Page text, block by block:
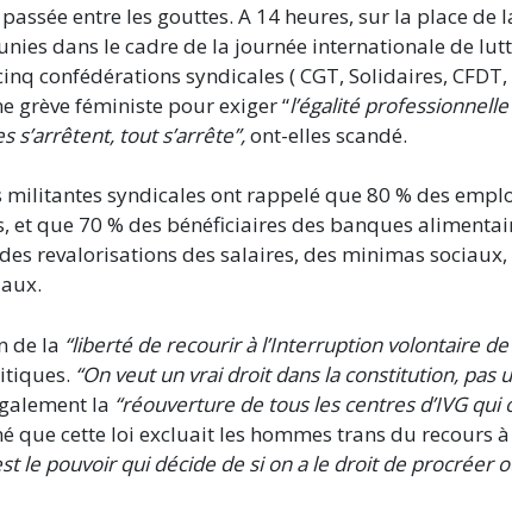
entre les gouttes. A 14 heures, sur la place de
dans le cadre de la journée internationale de
confédérations syndicales ( CGT, Solidaires, CFDT,
grève féministe pour exiger “l’égalité
s’arrêtent, tout s’arrête”,ont-elles scandé.
militantes syndicales ont rappelé que 80 % des
et que 70 % des bénéficiaires des banques
revalorisations des salaires, des minimas
de la “liberté de recourir à l’Interruption volontaire de
“On veut un vrai droit dans la constitution, pas
la “réouverture de tous les centres d’IVG qui
que cette loi excluait les hommes trans du recours à
le pouvoir qui décide de si on a le droit de procréer